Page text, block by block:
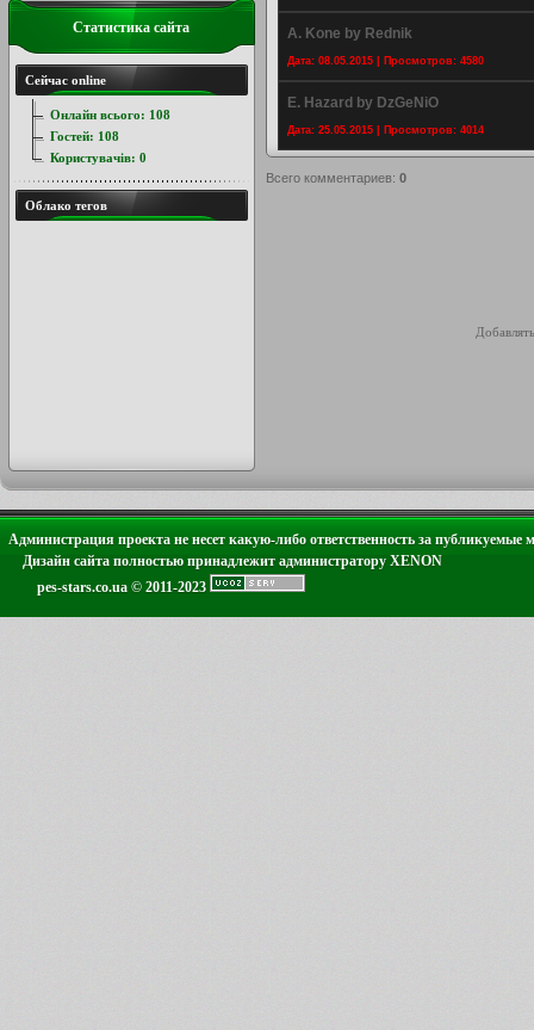
A. Kone by Rednik
Дата: 08.05.2015 | Просмотров: 4580
E. Hazard by DzGeNiO
Дата: 25.05.2015 | Просмотров: 4014
Всего комментариев: 0
Статистика сайта
Сейчас online
Онлайн всього: 108
Гостей: 108
Користувачів: 0
Облако тегов
Администрация проекта не несет какую-либо ответственность за публикуемые
Дизайн сайта полностью принадлежит администратору XENON
pes-stars.co.ua © 2011-2023